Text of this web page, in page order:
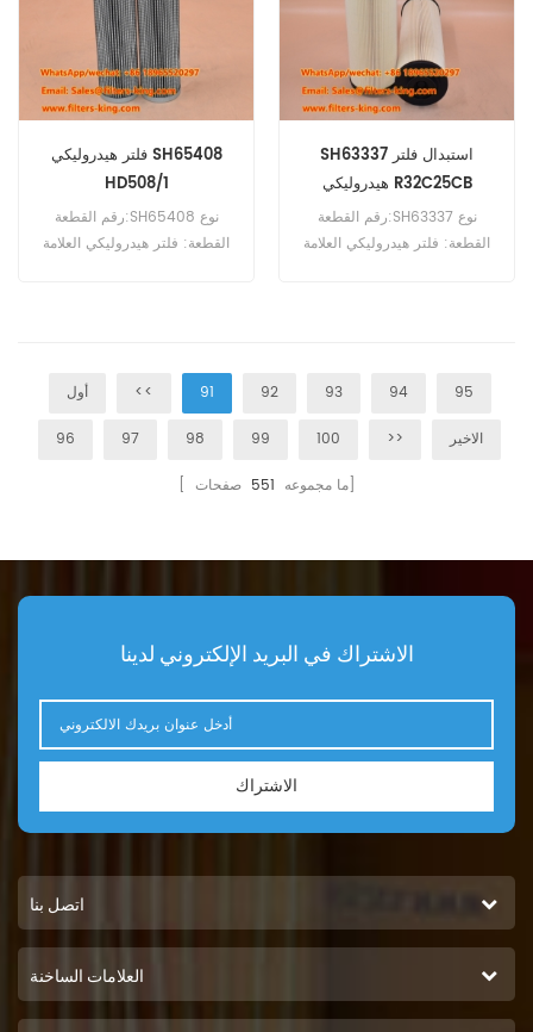
فلتر هيدروليكي SH65408
HD508/1
رقم القطعة:SH65408 نوع
القطعة: فلتر هيدروليكي العلامة
SH63337 استبدال فلتر
هيدروليكي R32C25CB
رقم القطعة:SH63337 نوع
القطعة: فلتر هيدروليكي العلامة
أول << 91 92 93 94 95
96 97 98 99 100 >> الاخير
[ ما مجموعه 551 صفحات]
الاشتراك في البريد الإلكتروني لدينا
الاشتراك
اتصل بنا
العلامات الساخنة